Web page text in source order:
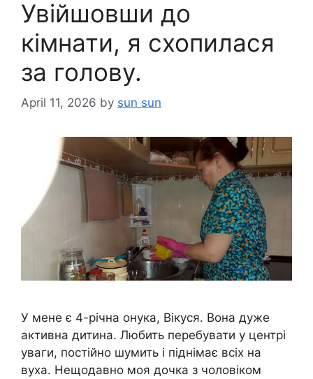
Увійшовши до
кімнати, я схопилася
за голову.
April 11, 2026 by sun sun
У мене є 4-річна онука, Вікуся. Вона дуже
активна дитина. Любить перебувати у центрі
уваги, постійно шумить і піднімає всіх на
вуха. Нещодавно моя дочка з чоловіком